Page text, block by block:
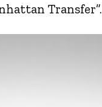
Transfer”.